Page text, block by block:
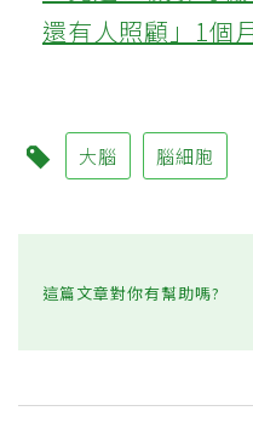
還有人照顧」1個
大腦 腦細胞
這篇文章對你有幫助嗎?